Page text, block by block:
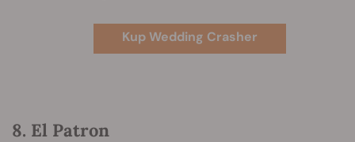
Kup Wedding Crasher
8. El Patron